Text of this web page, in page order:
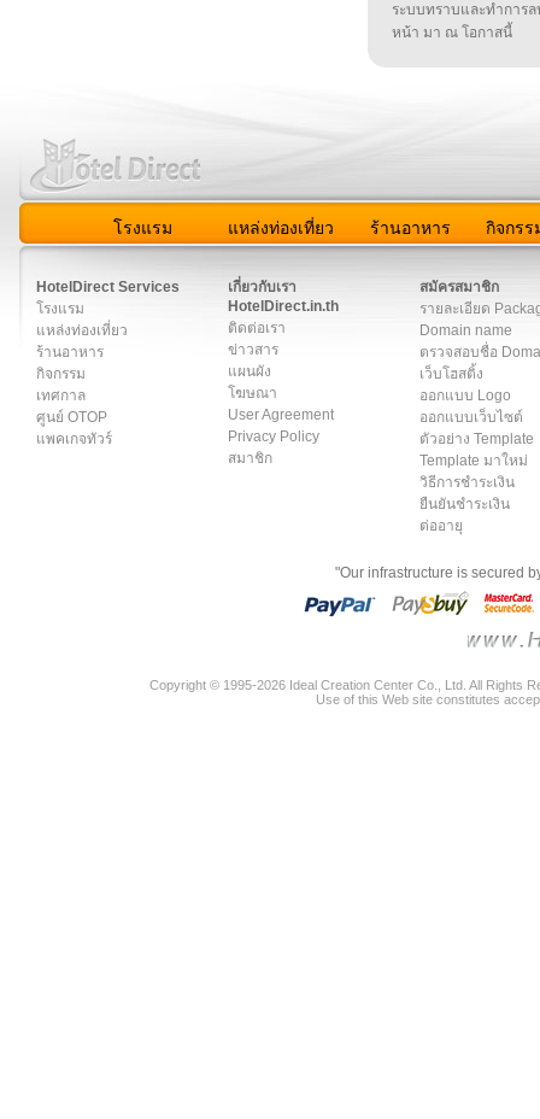
ระบบทราบและทำกา
หน้า มา ณ โอกาสนี้
โรงแรม แหล่งท่องเที่ยว ร้านอาหาร กิจกรร
HotelDirect Services
โรงแรม
แหล่งท่องเที่ยว
ร้านอาหาร
กิจกรรม
เทศกาล
ศูนย์ OTOP
แพคเกจทัวร์
เกี่ยวกับเรา
HotelDirect.in.th
ติดต่อเรา
ข่าวสาร
แผนผัง
โฆษณา
User Agreement
Privacy Policy
สมาชิก
สมัครสมาชิก
รายละเอียด
Domain name
ตรวจสอบชื่อ
เว็บโฮสติ้ง
ออกแบบ Logo
ออกแบบเว็บไซต์
ตัวอย่าง Template
Template มาใหม่
วิธีการชำระเงิน
ยืนยันชำระเงิน
ต่ออายุ
"Our infrastructure is secured
Copyright © 1995-2026 Ideal Creation Center Co., Ltd. All Rights
Use of this Web site constitutes